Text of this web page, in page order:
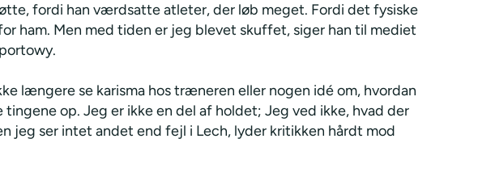
fordi han værdsatte atleter, der løb meget. Fordi det fysiske
ham. Men med tiden er jeg blevet skuffet, siger han til mediet
længere se karisma hos træneren eller nogen idé om, hvordan
tingene op. Jeg er ikke en del af holdet; Jeg ved ikke, hvad der
jeg ser intet andet end fejl i Lech, lyder kritikken hårdt mod